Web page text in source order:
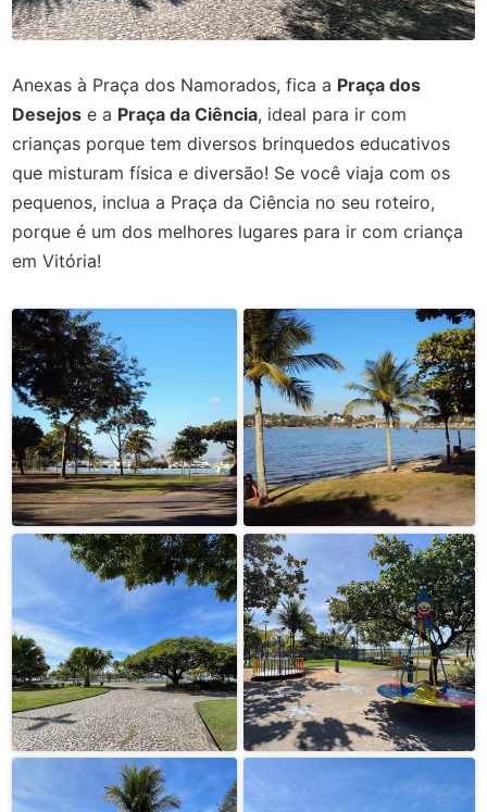
Anexas à Praça dos Namorados, fica a Praça dos
Desejos e a Praça da Ciência, ideal para ir com
crianças porque tem diversos brinquedos educativos
que misturam física e diversão! Se você viaja com os
pequenos, inclua a Praça da Ciência no seu roteiro,
porque é um dos melhores lugares para ir com criança
em Vitória!